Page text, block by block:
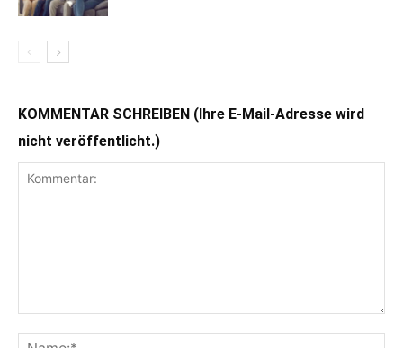
KOMMENTAR SCHREIBEN (Ihre E-Mail-Adresse wird
nicht veröffentlicht.)